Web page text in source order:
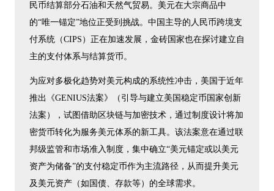
民币结算部分石油和天然气贸易。美元在大宗商品中
的“唯一锚定”地位正受到挑战。中国主导的人民币跨境支
付系统（CIPS）正在加速发展，金砖国家也在探讨建立自
主的支付体系与结算货币。
为应对多极化趋势对美元构成的系统性冲击，美国于近年
推出《GENIUS法案》（引导与建立美国稳定币国家创新
法案），试图借助区块链与加密技术，通过制度设计将加
密货币转化为服务美元体系的新工具。该法案意在通过联
邦级监管和市场准入制度，集中确立“美元锚定或以美元
资产为储备”的支付稳定币作为主流路径，从而提升美元
及美元资产（如国债、存款等）的全球需求。